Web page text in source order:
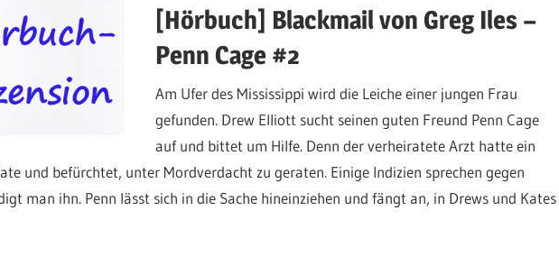
[Hörbuch] Blackmail von Greg Iles –
Penn Cage #2
Am Ufer des Mississippi wird die Leiche einer jungen Frau
gefunden. Drew Elliott sucht seinen guten Freund Penn Cage
auf und bittet um Hilfe. Denn der verheiratete Arzt hatte ein
und befürchtet, unter Mordverdacht zu geraten. Einige Indizien sprechen gegen
man ihn. Penn lässt sich in die Sache hineinziehen und fängt an, in Drews und Kates